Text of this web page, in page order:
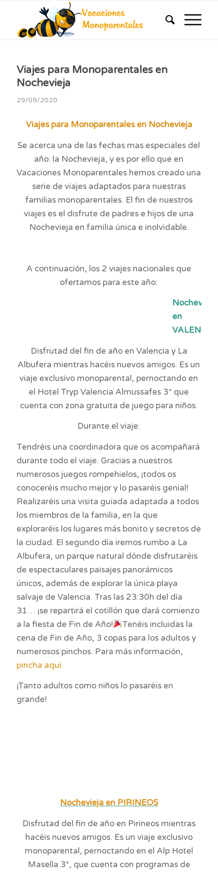
Viajes para Monoparentales en
Nochevieja
29/09/2020
Viajes para Monoparentales en Nochevieja
Se acerca una de las fechas mas especiales del
año: la Nochevieja, y es por ello que en
Vacaciones Monoparentales hemos creado una
serie de viajes adaptados para nuestras
familias monoparentales. El fin de nuestros
viajes es el disfrute de padres e hijos de una
Nochevieja en familia única e inolvidable.
A continuación, los 2 viajes nacionales que
ofertamos para este año:
Nochevieja
en
VALENCIA
Disfrutad del fin de año en Valencia y La
Albufera mientras hacéis nuevos amigos. Es un
viaje exclusivo monoparental, pernoctando en
el Hotel Tryp Valencia Almussafes 3* que
cuenta con zona gratuita de juego para niños.
Durante el viaje:
Tendréis una coordinadora que os acompañará
durante todo el viaje. Gracias a nuestros
numerosos juegos rompehielos, ¡todos os
conoceréis mucho mejor y lo pasaréis genial!
Realizaréis una visita guiada adaptada a todos
los miembros de la familia, en la que
exploraréis los lugares más bonito y secretos de
la ciudad. El segundo día iremos rumbo a La
Albufera, un parque natural dónde disfrutaréis
de espectaculares paisajes panorámicos
únicos, además de explorar la única playa
salvaje de Valencia. Tras las 23:30h del día
31… ¡se repartirá el cotillón que dará comienzo
a la fiesta de Fin de Año!
Tenéis incluidas la
cena de Fin de Año, 3 copas para los adultos y
numerosos pinchos. Para más información,
pincha aquí.
¡Tanto adultos como niños lo pasaréis en
grande!
Nochevieja en PIRINEOS
Disfrutad del fin de año en Pirineos mientras
hacéis nuevos amigos. Es un viaje exclusivo
monoparental, pernoctando en el Alp Hotel
Masella 3*, que cuenta con programas de